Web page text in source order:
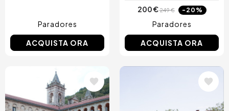
Paradores
ACQUISTA ORA
200 €249 € -20%
Paradores
ACQUISTA ORA
Immagine